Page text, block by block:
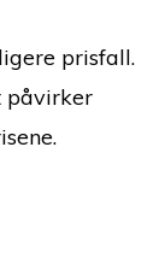
prisfall.
påvirker